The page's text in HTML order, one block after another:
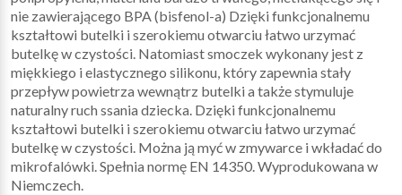
nie zawierającego BPA (bisfenol-a) Dzięki funkcjonalnemu
kształtowi butelki i szerokiemu otwarciu łatwo urzymać
butelkę w czystości. Natomiast smoczek wykonany jest z
miękkiego i elastycznego silikonu, który zapewnia stały
przepływ powietrza wewnątrz butelki a także stymuluje
naturalny ruch ssania dziecka. Dzięki funkcjonalnemu
kształtowi butelki i szerokiemu otwarciu łatwo urzymać
butelkę w czystości. Można ją myć w zmywarce i wkładać do
mikrofalówki. Spełnia normę EN 14350. Wyprodukowana w
Niemczech.